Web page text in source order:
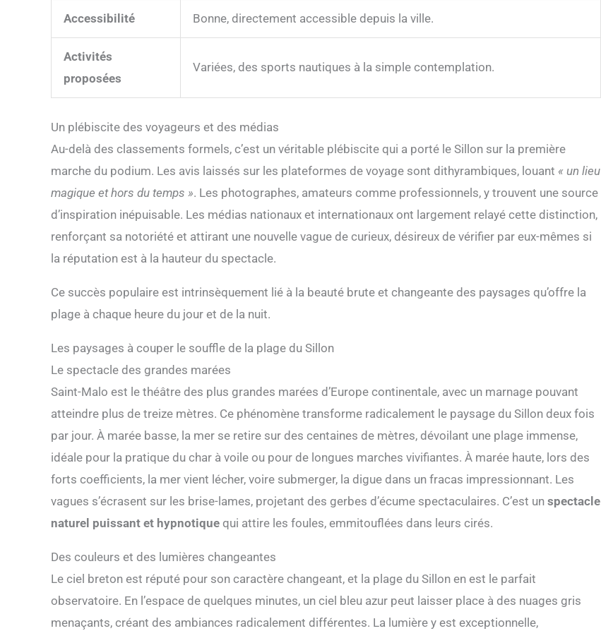
Accessibilité Bonne, directement accessible depuis la ville.
Activités
proposées
Variées, des sports nautiques à la simple contemplation.
Un plébiscite des voyageurs et des médias
Au-delà des classements formels, c’est un véritable plébiscite qui a porté le Sillon sur la première
marche du podium. Les avis laissés sur les plateformes de voyage sont dithyrambiques, louant « un lieu
magique et hors du temps ». Les photographes, amateurs comme professionnels, y trouvent une source
d’inspiration inépuisable. Les médias nationaux et internationaux ont largement relayé cette distinction,
renforçant sa notoriété et attirant une nouvelle vague de curieux, désireux de vérifier par eux-mêmes si
la réputation est à la hauteur du spectacle.
Ce succès populaire est intrinsèquement lié à la beauté brute et changeante des paysages qu’offre la
plage à chaque heure du jour et de la nuit.
Les paysages à couper le souffle de la plage du Sillon
Le spectacle des grandes marées
Saint-Malo est le théâtre des plus grandes marées d’Europe continentale, avec un marnage pouvant
atteindre plus de treize mètres. Ce phénomène transforme radicalement le paysage du Sillon deux fois
par jour. À marée basse, la mer se retire sur des centaines de mètres, dévoilant une plage immense,
idéale pour la pratique du char à voile ou pour de longues marches vivifiantes. À marée haute, lors des
forts coefficients, la mer vient lécher, voire submerger, la digue dans un fracas impressionnant. Les
vagues s’écrasent sur les brise-lames, projetant des gerbes d’écume spectaculaires. C’est un spectacle
naturel puissant et hypnotique qui attire les foules, emmitouflées dans leurs cirés.
Des couleurs et des lumières changeantes
Le ciel breton est réputé pour son caractère changeant, et la plage du Sillon en est le parfait
observatoire. En l’espace de quelques minutes, un ciel bleu azur peut laisser place à des nuages gris
menaçants, créant des ambiances radicalement différentes. La lumière y est exceptionnelle,